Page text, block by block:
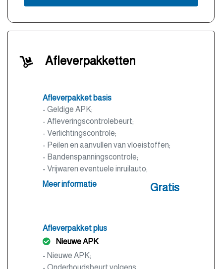
Afleverpakketten
Afleverpakket basis
- Geldige APK;
- Afleveringscontrolebeurt;
- Verlichtingscontrole;
- Peilen en aanvullen van vloeistoffen;
- Bandenspanningscontrole;
- Vrijwaren eventuele inruilauto;
- Auto is of wordt gepoetst.
Meer informatie Gratis
Afleverpakket plus
Nieuwe APK
- Nieuwe APK;
- Onderhoudsbeurt volgens